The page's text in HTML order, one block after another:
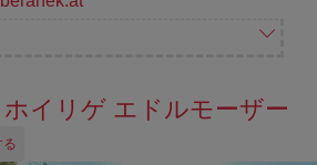
イリゲ エドルモーザー